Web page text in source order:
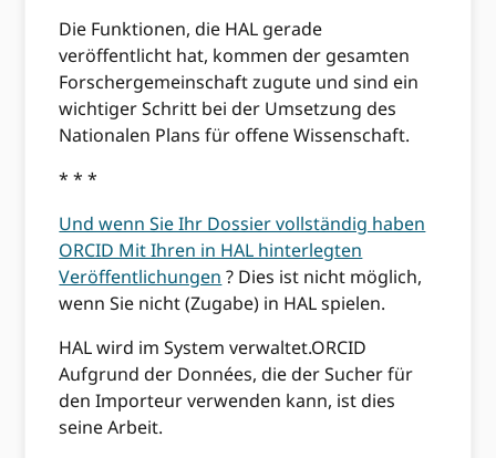
Die Funktionen, die HAL gerade
veröffentlicht hat, kommen der gesamten
Forschergemeinschaft zugute und sind ein
wichtiger Schritt bei der Umsetzung des
Nationalen Plans für offene Wissenschaft.
* * *
Und wenn Sie Ihr Dossier vollständig haben
ORCID Mit Ihren in HAL hinterlegten
Veröffentlichungen ? Dies ist nicht möglich,
wenn Sie nicht (Zugabe) in HAL spielen.
HAL wird im System verwaltet.ORCID
Aufgrund der Données, die der Sucher für
den Importeur verwenden kann, ist dies
seine Arbeit.